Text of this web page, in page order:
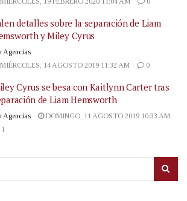
detalles sobre la separación de Liam
y Miley Cyrus
Agencias
14 AGOSTO 2019 11:32 AM
0
Cyrus se besa con Kaitlynn Carter tras
de Liam Hemsworth
Agencias
DOMINGO, 11 AGOSTO 2019 10:33 AM
1